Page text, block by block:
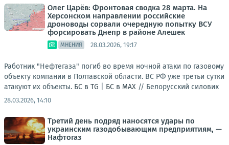
Олег Царёв: Фронтовая сводка 28 марта. На
Херсонском направлении российские
дроноводы сорвали очередную попытку ВСУ
форсировать Днепр в районе Алешек
МНЕНИЯ 28.03.2026, 19:17
Работник "Нефтегаза" погиб во время ночной атаки по газовому
объекту компании в Полтавской области. ВС РФ уже третьи сутки
атакуют их объекты. БС в TG БС в МАХ // Белорусский силовик
28.03.2026, 14:10
Третий день подряд наносятся удары по
украинским газодобывающим предприятиям, —
Нафтогаз